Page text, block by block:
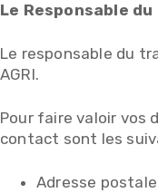
Le Responsable
Le responsable du
AGRI.
Pour faire valoir vos
contact sont les
Adresse postale